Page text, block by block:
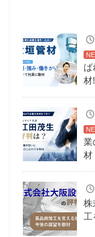
ば
材!
業
材
株